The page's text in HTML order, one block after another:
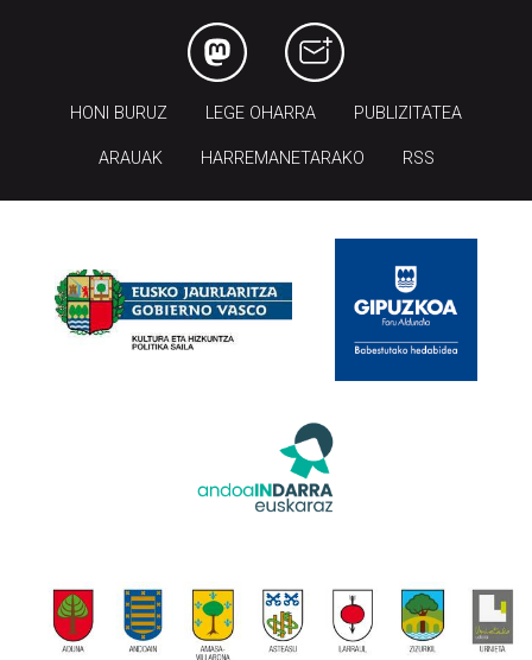
HONI BURUZ LEGE OHARRA PUBLIZITATEA
ARAUAK HARREMANETARAKO RSS